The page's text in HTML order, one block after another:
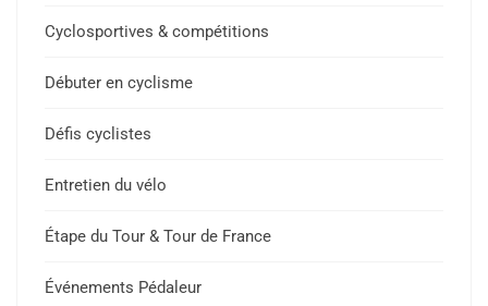
Cyclosportives & compétitions
Débuter en cyclisme
Défis cyclistes
Entretien du vélo
Étape du Tour & Tour de France
Événements Pédaleur